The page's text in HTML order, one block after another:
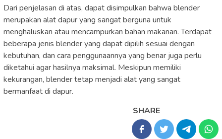
Dari penjelasan di atas, dapat disimpulkan bahwa blender
merupakan alat dapur yang sangat berguna untuk
menghaluskan atau mencampurkan bahan makanan. Terdapat
beberapa jenis blender yang dapat dipilih sesuai dengan
kebutuhan, dan cara penggunaannya yang benar juga perlu
diketahui agar hasilnya maksimal. Meskipun memiliki
kekurangan, blender tetap menjadi alat yang sangat
bermanfaat di dapur.
SHARE